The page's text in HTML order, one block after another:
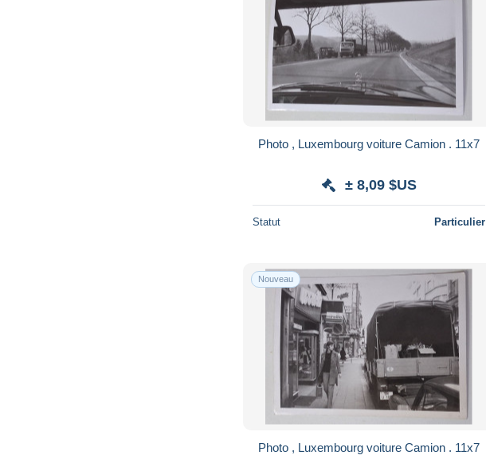
Photo , Luxembourg voiture Camion . 11x7
± 8,09 $US
Statut Particulier
Nouveau
Photo , Luxembourg voiture Camion . 11x7